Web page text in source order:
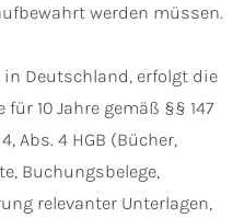
werden müssen.
in Deutschland, erfolgt die
10 Jahre gemäß §§ 147
4, Abs. 4 HGB (Bücher,
Buchungsbelege,
relevanter Unterlagen,